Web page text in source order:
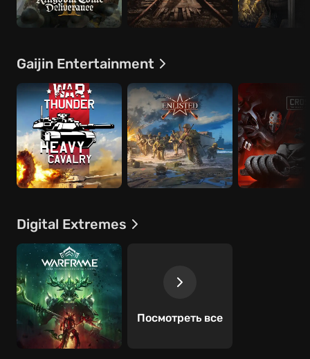
Gaijin Entertainment
Digital Extremes
Посмотреть все